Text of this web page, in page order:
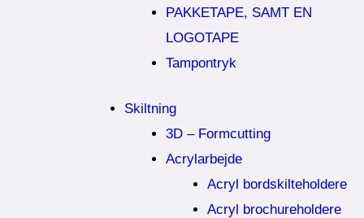
PAKKETAPE, SAMT EN
LOGOTAPE
Tampontryk
Skiltning
3D – Formcutting
Acrylarbejde
Acryl bordskilteholdere
Acryl brochureholdere